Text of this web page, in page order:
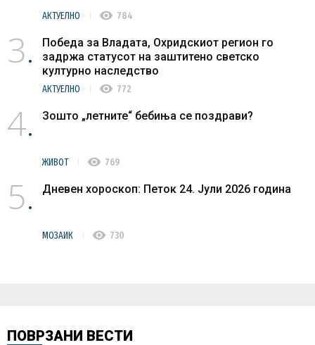
АКТУЕЛНО visibility 784
3
Победа за Владата, Охридскиот регион го
задржа статусот на заштитено светско
културно наследство
АКТУЕЛНО visibility 772
4 Зошто „летните“ бебиња се поздрави?
ЖИВОТ visibility 769
5 Дневен хороскоп: Петок 24. Јули 2026 година
МОЗАИК visibility 730
ПОВРЗАНИ ВЕСТИ